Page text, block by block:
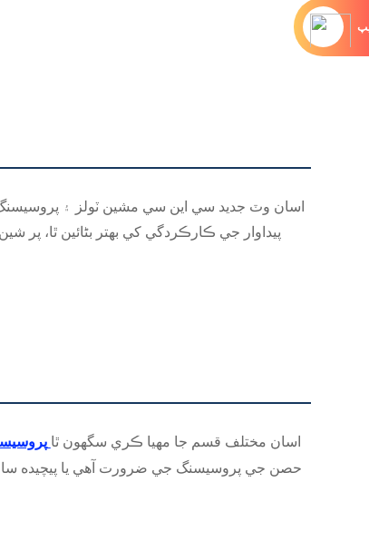
اسان وٽ جديد سي اين سي مشين ٽولز ۽
پيداوار جي ڪارڪردگي کي بهتر بڻائين ٿا،
اسان مختلف قسم جا مهيا ڪري سگهون ٿا
حصن جي پروسيسنگ جي ضرورت آهي يا پيچيده